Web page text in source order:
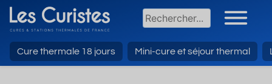
Cure thermale 18 jours Mini-cure et séjour thermal